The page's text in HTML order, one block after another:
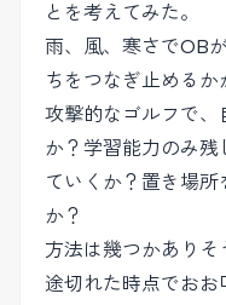
とを考えてみた。
雨、風、寒さでOB
ちをつなぎ止めるか
攻撃的なゴルフで、
か？学習能力のみ
ていくか？置き場
か？
方法は幾つかあり
途切れた時点でお